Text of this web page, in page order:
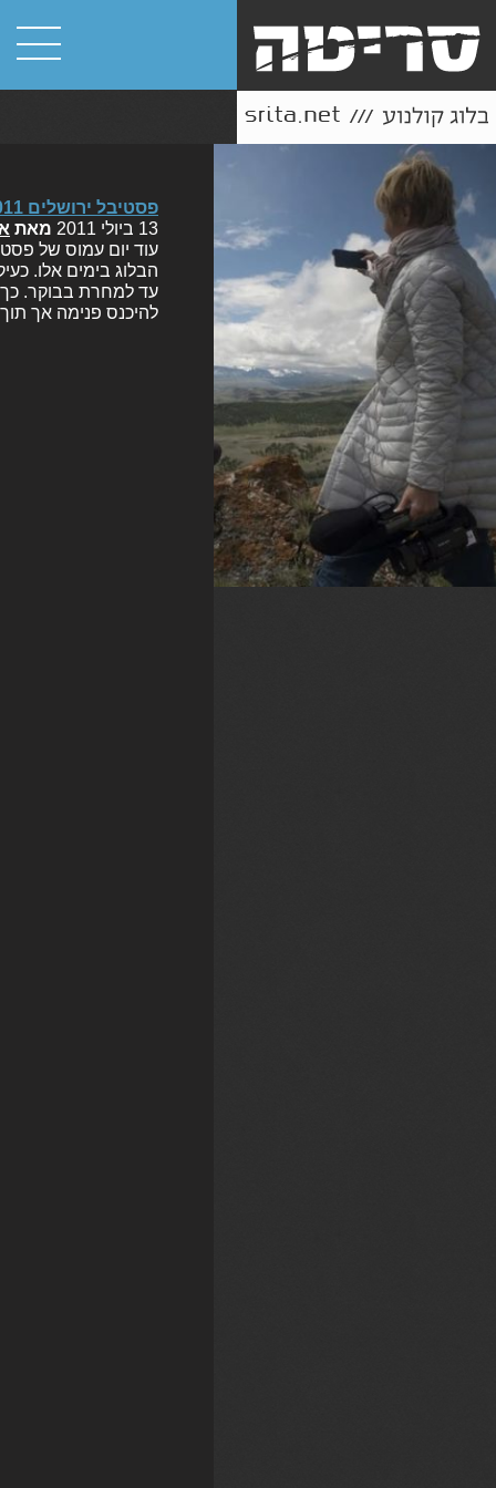
פסטיבל ירושלים 2011: היום השישי
13 ביולי 2011
מאת
עוד יום עמוס של
הבלוג בימים אלו.
עד למחרת בבוקר. כך
להיכנס פנימה אך